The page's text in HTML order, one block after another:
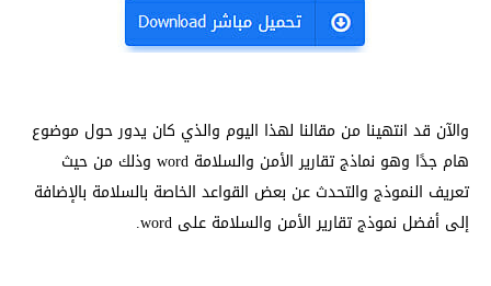
والآن قد انتهينا من مقالنا لهذا اليوم والذي كان يدور حول موضوع
هام جدًا وهو نماذج تقارير الأمن والسلامة word وذلك من حيث
تعريف النموذج والتحدث عن بعض القواعد الخاصة بالسلامة بالإضافة
إلى أفضل نموذج تقارير الأمن والسلامة على word.